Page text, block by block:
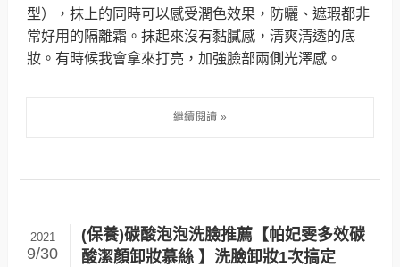
型），抹上的同時可以感受潤色效果，防曬、遮瑕都非
常好用的隔離霜。抹起來沒有黏膩感，清爽清透的底
妝。有時候我會拿來打亮，加強臉部兩側光澤感。
(保養)碳酸泡泡洗臉推薦【帕妃雯多效碳
酸潔顏卸妝慕絲 】洗臉卸妝1次搞定
2021
9/30